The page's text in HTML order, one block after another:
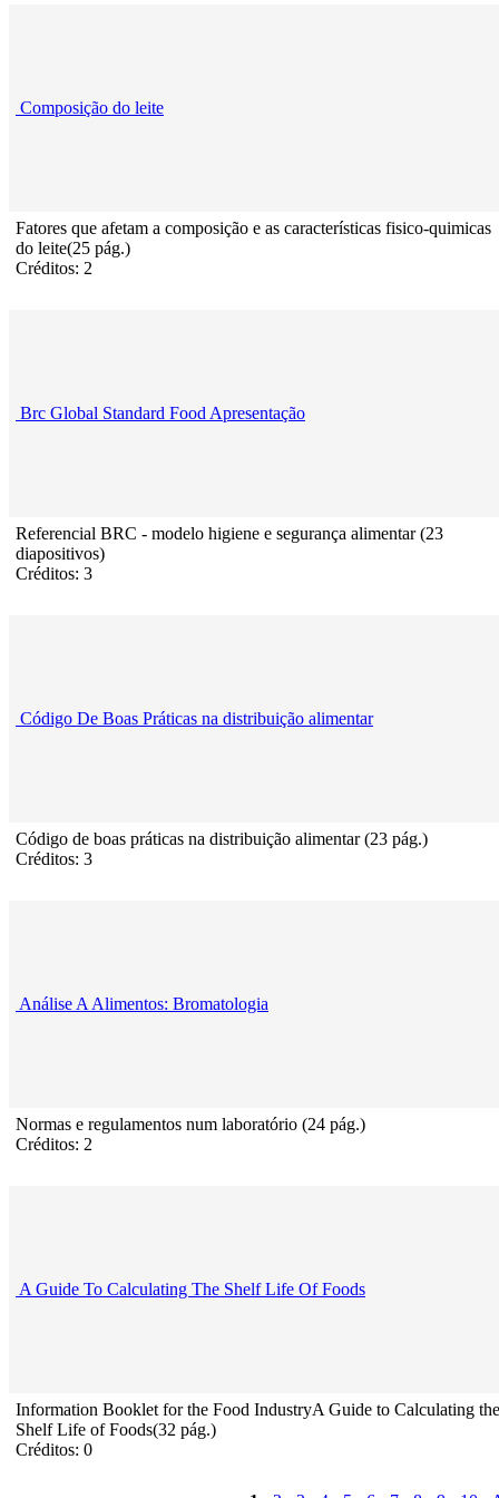
Composição do leite
Fatores que afetam a composição e as características fisico-quimicas
do leite(25 pág.)
Créditos: 2
Brc Global Standard Food Apresentação
Referencial BRC - modelo higiene e segurança alimentar (23
diapositivos)
Créditos: 3
Código De Boas Práticas na distribuição alimentar
Código de boas práticas na distribuição alimentar (23 pág.)
Créditos: 3
Análise A Alimentos: Bromatologia
Normas e regulamentos num laboratório (24 pág.)
Créditos: 2
A Guide To Calculating The Shelf Life Of Foods
Information Booklet for the Food IndustryA Guide to Calculating the
Shelf Life of Foods(32 pág.)
Créditos: 0